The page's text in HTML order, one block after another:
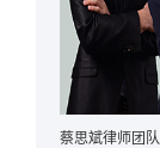
蔡思斌律师团